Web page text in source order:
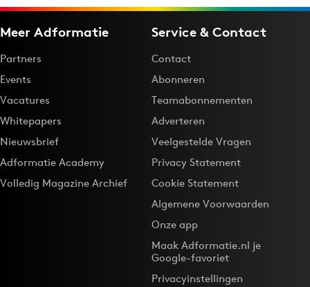
Meer Adformatie
Partners
Events
Vacatures
Whitepapers
Nieuwsbrief
Adformatie Academy
Volledig Magazine Archief
Service & Contact
Contact
Abonneren
Teamabonnementen
Adverteren
Veelgestelde Vragen
Privacy Statement
Cookie Statement
Algemene Voorwaarden
Onze app
Maak Adformatie.nl je
Google-favoriet
Privacyinstellingen